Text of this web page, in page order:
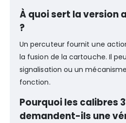
À quoi sert la version
?
Un percuteur fournit une
la fusion de la cartouche. Il
signalisation ou un
fonction.
Pourquoi les calibres
demandent-ils une